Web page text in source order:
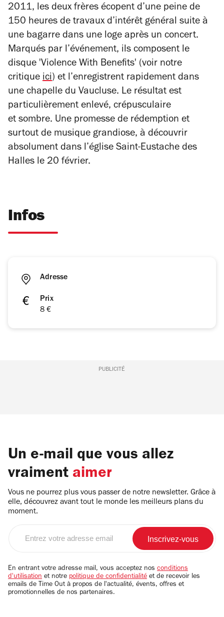
2011, les deux frères écopent d’une peine de
150 heures de travaux d’intérêt général suite à
une bagarre dans une loge après un concert.
Marqués par l’événement, ils composent le
disque 'Violence With Benefits' (voir notre
critique ici) et l’enregistrent rapidement dans
une chapelle du Vaucluse. Le résultat est
particulièrement enlevé, crépusculaire
et sombre. Une promesse de rédemption et
surtout de musique grandiose, à découvrir
absolument dans l’église Saint-Eustache des
Halles le 20 février.
Infos
Adresse
Prix
8 €
PUBLICITÉ
Un e-mail que vous allez
vraiment aimer
Vous ne pourrez plus vous passer de notre newsletter. Grâce à
elle, découvrez avant tout le monde les meilleurs plans du
moment.
email
En entrant votre adresse mail, vous acceptez nos conditions
d'utilisation et notre politique de confidentialité et de recevoir les
emails de Time Out à propos de l'actualité, évents, offres et
promotionnelles de nos partenaires.